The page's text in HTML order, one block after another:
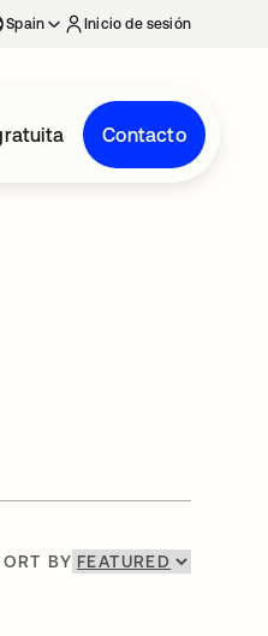
Spain Inicio de sesión
Contacto
BY